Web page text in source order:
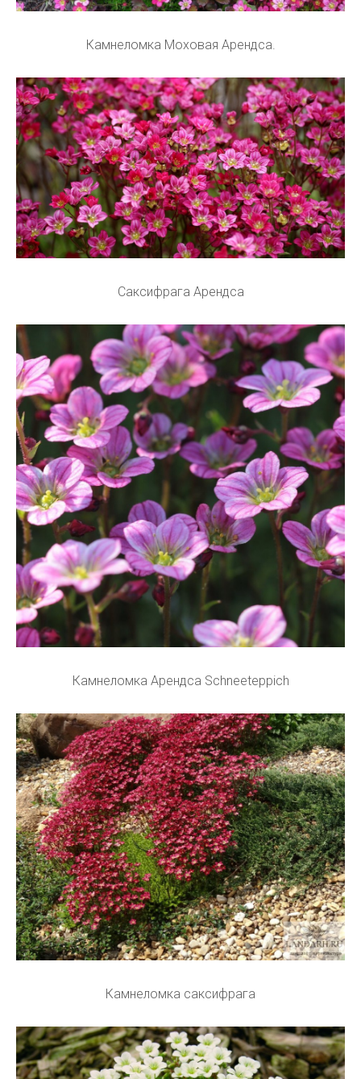
Камнеломка Моховая Арендса.
Саксифрага Арендса
Камнеломка Арендса Schneeteppich
Камнеломка саксифрага